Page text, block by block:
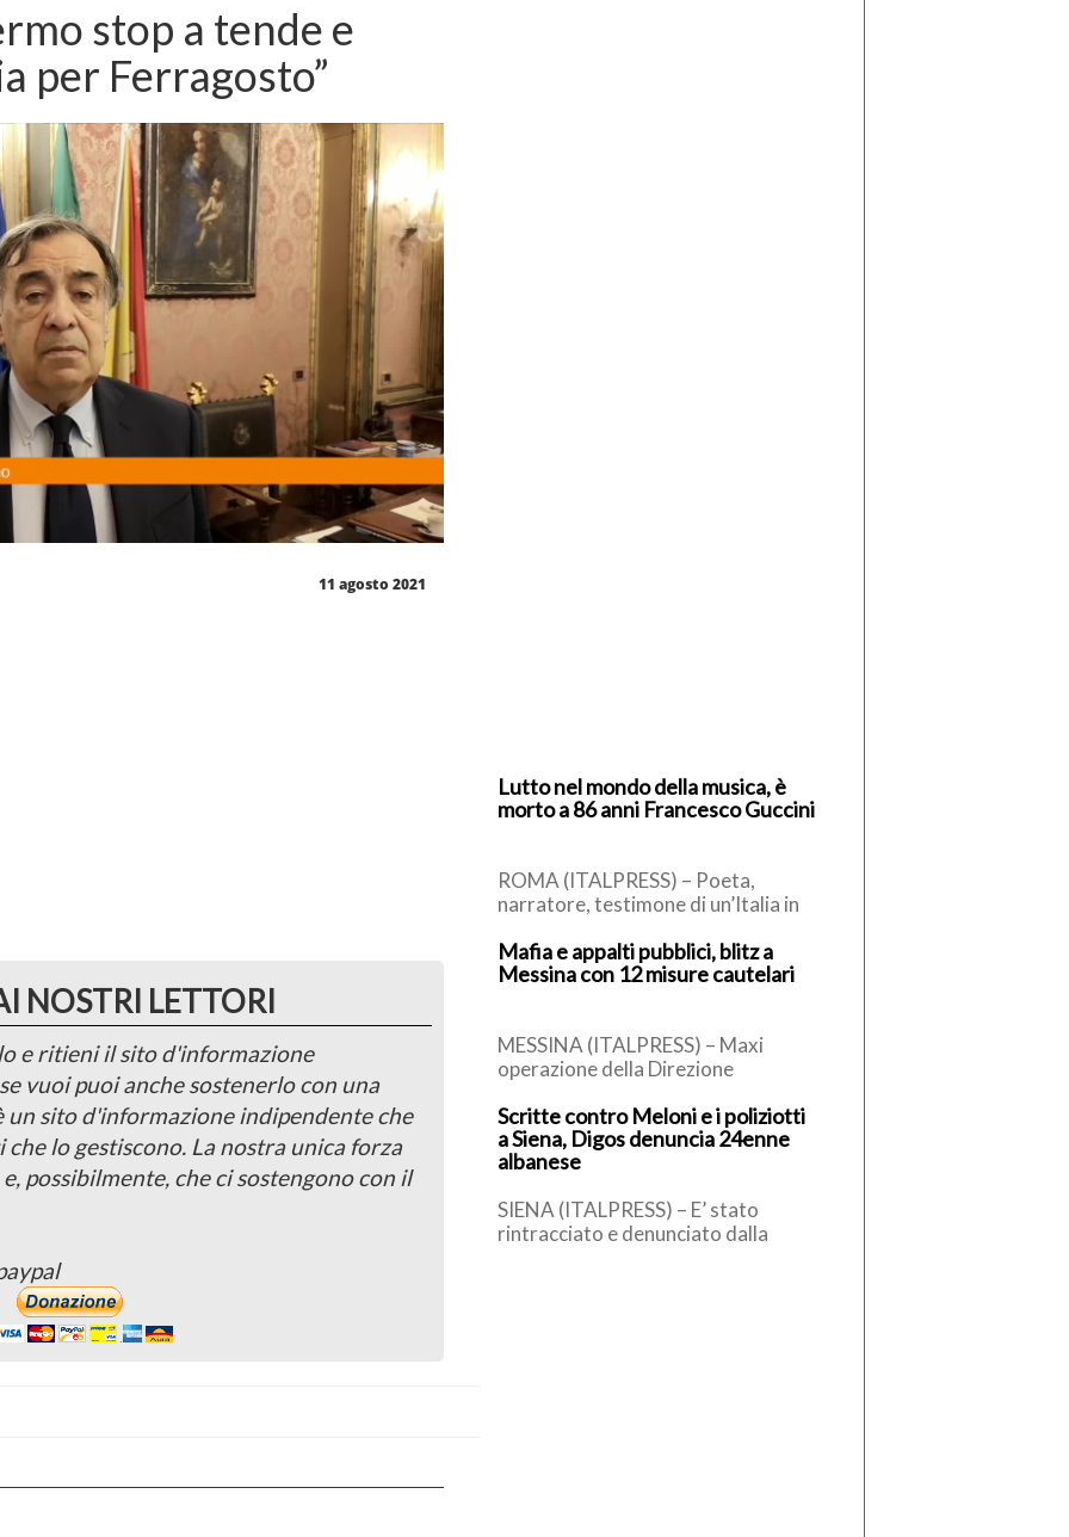
stop a tende e
per Ferragosto”
11 agosto 2021
NOSTRI LETTORI
e ritieni il sito d'informazione
vuoi puoi anche sostenerlo con una
sito d'informazione indipendente che
lo gestiscono. La nostra unica forza
possibilmente, che ci sostengono con il
Lutto nel mondo della musica, è
morto a 86 anni Francesco Guccini
ROMA (ITALPRESS) – Poeta,
narratore, testimone di un’Italia in
Francesco Guccini, uno dei […]
Mafia e appalti pubblici, blitz a
Messina con 12 misure cautelari
MESSINA (ITALPRESS) – Maxi
operazione della Direzione
Carabinieri del Comando
Provinciale di Messina che ha
portato […]
Scritte contro Meloni e i poliziotti
a Siena, Digos denuncia 24enne
albanese
SIENA (ITALPRESS) – E’ stato
rintracciato e denunciato dalla